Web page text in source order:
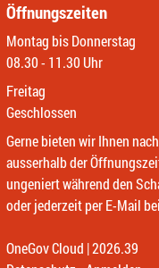
Öffnungszeiten
Montag bis Donnerstag
08.30 - 11.30 Uhr
Freitag
Geschlossen
Gerne bieten wir Ihnen
ausserhalb der
ungeniert während den
oder jederzeit per E-Mail
OneGov Cloud (External Link)
|2026.39